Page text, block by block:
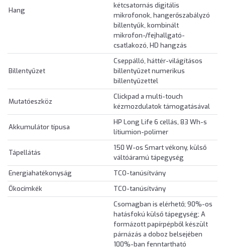
Hang
kétcsatornás digitális
mikrofonok, hangerőszabályzó
billentyűk, kombinált
mikrofon-/fejhallgató-
csatlakozó, HD hangzás
Billentyűzet
Cseppálló, háttér-világításos
billentyűzet numerikus
billentyűzettel
Mutatóeszköz
Clickpad a multi-touch
kézmozdulatok támogatásával
Akkumulátor típusa
HP Long Life 6 cellás, 83 Wh-s
lítiumion-polimer
Tápellátás
150 W-os Smart vékony, külső
váltóáramú tápegység
Energiahatékonyság
TCO-tanúsítvány
Ökocímkék
TCO-tanúsítvány
Csomagban is elérhető; 90%-os
hatásfokú külső tápegység; A
formázott papírpépből készült
párnázás a doboz belsejében
100%-ban fenntartható